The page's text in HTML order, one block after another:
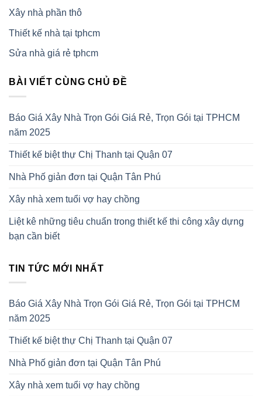
Xây nhà phần thô
Thiết kế nhà tại tphcm
Sửa nhà giá rẻ tphcm
BÀI VIẾT CÙNG CHỦ ĐỀ
Báo Giá Xây Nhà Trọn Gói Giá Rẻ, Trọn Gói tại TPHCM
năm 2025
Thiết kế biệt thự Chị Thanh tại Quận 07
Nhà Phố giản đơn tại Quận Tân Phú
Xây nhà xem tuổi vợ hay chồng
Liệt kê những tiêu chuẩn trong thiết kế thi công xây dựng
bạn cần biết
TIN TỨC MỚI NHẤT
Báo Giá Xây Nhà Trọn Gói Giá Rẻ, Trọn Gói tại TPHCM
năm 2025
Thiết kế biệt thự Chị Thanh tại Quận 07
Nhà Phố giản đơn tại Quận Tân Phú
Xây nhà xem tuổi vợ hay chồng